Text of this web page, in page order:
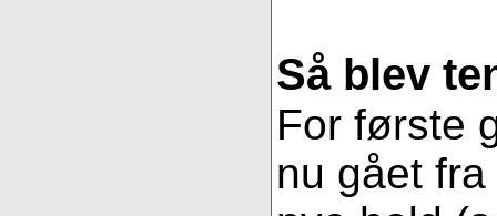
Så blev
For første
nu gået